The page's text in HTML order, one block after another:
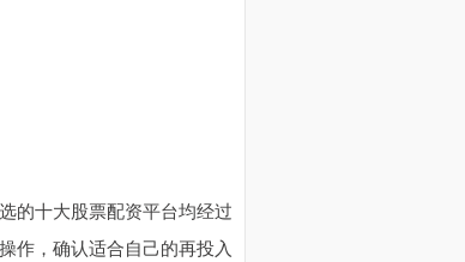
的十大股票配资平台均经过
作，确认适合自己的再投入